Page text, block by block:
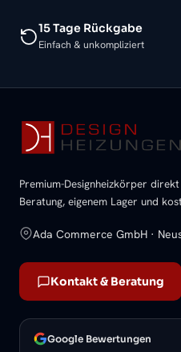
15 Tage Rückgabe
Einfach & unkompliziert
Premium-Designheizkörper
Beratung, eigenem Lager und
Ada Commerce GmbH ·
Kontakt & Beratung
Google Bewertungen